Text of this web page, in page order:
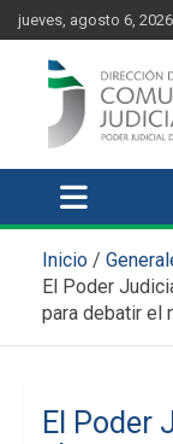
content
Skip
to
content
jueves, agosto 6, 2026
Inicio
El Poder
para debatir el
El Poder